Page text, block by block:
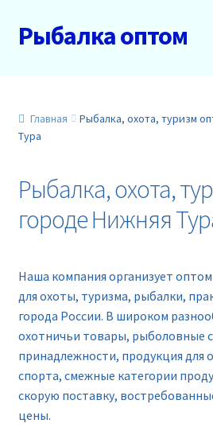
Перейти
к
Перейти
к
Рыбалка оптом
О нас
Акции
Главная
Рыбалка, охота, туризм
Тура
Рыбалка, охота,
городе Нижняя
Наша компания организует
для охоты, туризма, рыбалки,
города России. В широком
охотничьи товары, рыболовные
принадлежности, продукция для
спорта, смежные категории
скорую поставку,
цены.